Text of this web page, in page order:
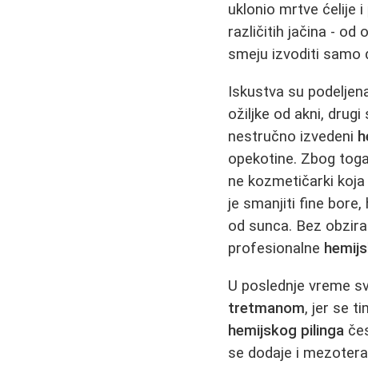
uklonio mrtve ćelije
različitih jačina - od
smeju izvoditi samo
Iskustva su
ožiljke od akni,
nestručno izvedeni
opekotine. Zbog
ne kozmetičarki
je smanjiti fine
od sunca. Bez
profesionalne
U poslednje vreme
tretmanom, jer se
hemijskog pilinga
se dodaje i